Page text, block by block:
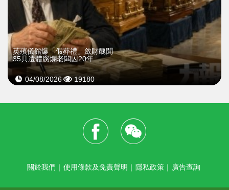
英殯儀館爆「假葬禮」斂財醜聞
35具遺體腐爛老闆囚20年
04/08/2026 19180
關於我們 ｜ 使用條款及免責聲明 ｜ 隱私政策 ｜ 廣告查詢